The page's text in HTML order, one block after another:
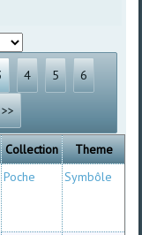
4 5 6
>>
Collection
Theme
Poche Symbôle